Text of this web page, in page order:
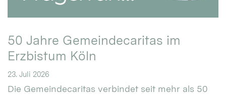
50 Jahre Gemeindecaritas im
Erzbistum Köln
23. Juli 2026
Die Gemeindecaritas verbindet seit mehr als 50